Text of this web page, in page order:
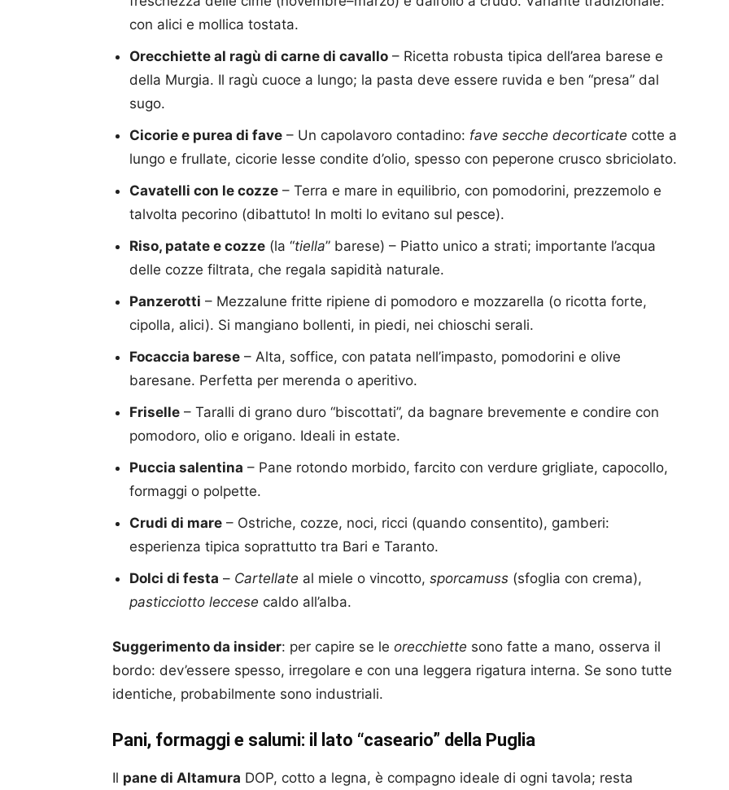
con alici e mollica tostata.
Orecchiette al ragù di carne di cavallo – Ricetta robusta tipica dell’area barese e
della Murgia. Il ragù cuoce a lungo; la pasta deve essere ruvida e ben “presa” dal
sugo.
Cicorie e purea di fave – Un capolavoro contadino: fave secche decorticate cotte a
lungo e frullate, cicorie lesse condite d’olio, spesso con peperone crusco sbriciolato.
Cavatelli con le cozze – Terra e mare in equilibrio, con pomodorini, prezzemolo e
talvolta pecorino (dibattuto! In molti lo evitano sul pesce).
Riso, patate e cozze (la “tiella” barese) – Piatto unico a strati; importante l’acqua
delle cozze filtrata, che regala sapidità naturale.
Panzerotti – Mezzalune fritte ripiene di pomodoro e mozzarella (o ricotta forte,
cipolla, alici). Si mangiano bollenti, in piedi, nei chioschi serali.
Focaccia barese – Alta, soffice, con patata nell’impasto, pomodorini e olive
baresane. Perfetta per merenda o aperitivo.
Friselle – Taralli di grano duro “biscottati”, da bagnare brevemente e condire con
pomodoro, olio e origano. Ideali in estate.
Puccia salentina – Pane rotondo morbido, farcito con verdure grigliate, capocollo,
formaggi o polpette.
Crudi di mare – Ostriche, cozze, noci, ricci (quando consentito), gamberi:
esperienza tipica soprattutto tra Bari e Taranto.
Dolci di festa – Cartellate al miele o vincotto, sporcamuss (sfoglia con crema),
pasticciotto leccese caldo all’alba.
Suggerimento da insider: per capire se le orecchiette sono fatte a mano, osserva il
bordo: dev’essere spesso, irregolare e con una leggera rigatura interna. Se sono tutte
identiche, probabilmente sono industriali.
Pani, formaggi e salumi: il lato “caseario” della Puglia
Il pane di Altamura DOP, cotto a legna, è compagno ideale di ogni tavola; resta